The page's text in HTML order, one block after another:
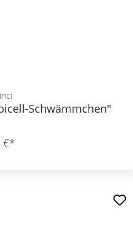
Schwämmchen"
€*